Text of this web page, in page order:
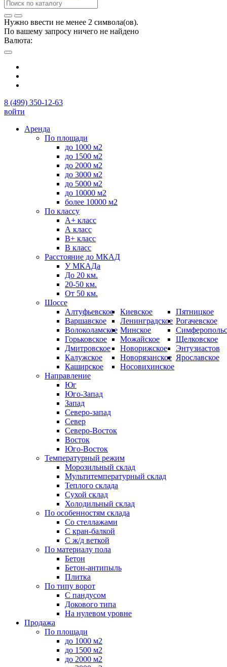
Нужно ввести не менее 2 символа(ов).
По вашему запросу ничего не найдено
Валюта:
8 (499) 350-12-63
войти
Аренда
По площади
до 1000 м2
до 1500 м2
до 2000 м2
до 3000 м2
до 5000 м2
до 10000 м2
более 10000 м2
По классу
А+ класс
А класс
B+ класс
В класс
Расстояние до МКАД
У МКАДа
До 20 км.
20-50 км.
От 50 км.
Шоссе
Алтуфьевское
Варшавское
Волоколамское
Горьковское
Дмитровское
Калужское
Каширское
Киевское
Ленинградское
Минское
Можайское
Новорижское
Новорязанское
Носовихинское
Пятницкое
Рогачевское
Щелковское
Энтузиастов
Ярославское
Направление
Юг
Юго-Запад
Запад
Северо-запад
Север
Северо-Восток
Восток
Юго-Восток
Температурный режим
Морозильный склад
Мультитемпературный склад
Теплого склада
Сухой склад
Холодильный склад
По особенностям склада
Со стеллажами
С кран-балкой
С ж/д веткой
По материалу пола
Бетон
Бетон-антипыль
Плитка
По типу ворот
С пандусом
Докового типа
На нулевом уровне
Продажа
По площади
до 1000 м2
до 1500 м2
до 2000 м2